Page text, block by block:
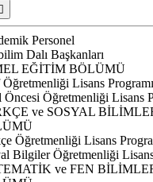
Personel
Dalı Başkanları
EĞİTİM BÖLÜMÜ
Öğretmenliği Lisans Programı
Öğretmenliği Lisans
ve SOSYAL
Öğretmenliği Lisans
Bilgiler Öğretmenliği
ve FEN